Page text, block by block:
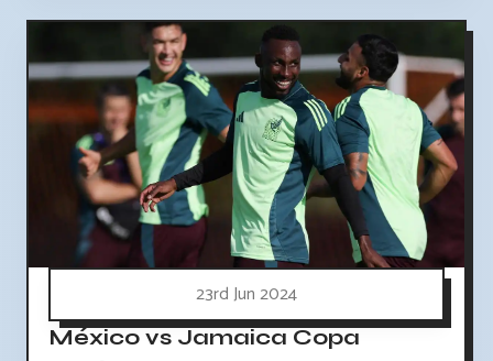
23rd Jun 2024
México vs Jamaica Copa